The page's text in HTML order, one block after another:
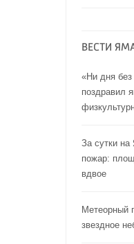
ВЕСТИ
«Ни дня
поздравил
За сутки
пожар:
вдвое
Метеорный
звездное